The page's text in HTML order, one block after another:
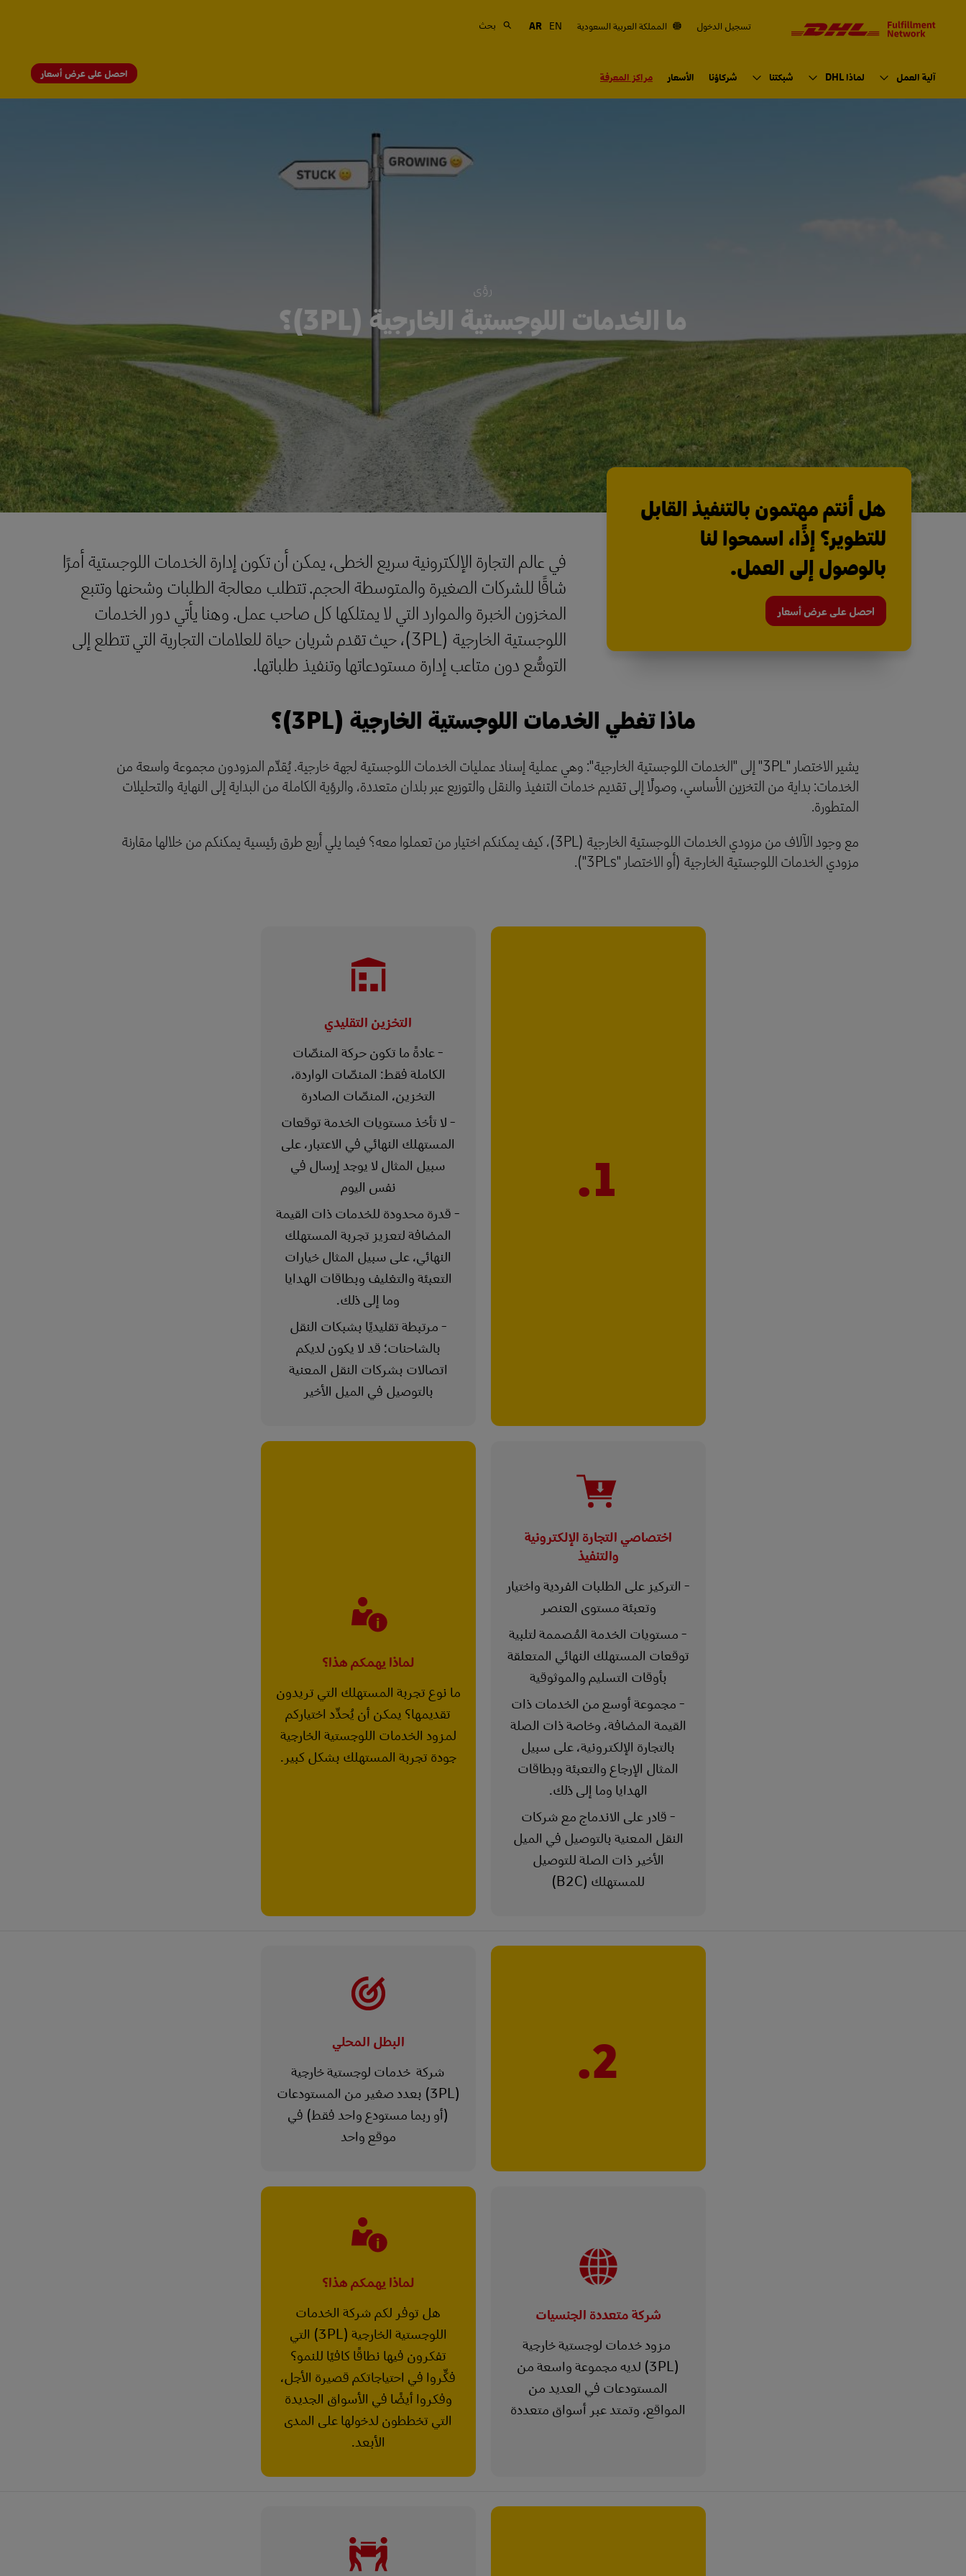
الإنتقال
الابتدائي
تسجيل الدخول المملكة العربية السعودية EN
AR بحث
آلية العمل لماذا DHL شبكتنا شركاؤنا الأسعار مراكز المعرفة احصل على عرض أسعار
رؤى
ما الخدمات اللوجستية الخارجية (3PL)؟
في عالم التجارة الإلكترونية سريع الخطى، يمكن أن تكون إدارة الخدمات اللوجستية أمرًا
شاقًا للشركات الصغيرة والمتوسطة الحجم. تتطلب معالجة الطلبات وشحنها وتتبع
المخزون الخبرة والموارد التي لا يمتلكها كل صاحب عمل. وهنا يأتي دور الخدمات
اللوجستية الخارجية (3PL)، حيث تقدم شريان حياة للعلامات التجارية التي تتطلع إلى
التوسُّع دون متاعب إدارة مستودعاتها وتنفيذ طلباتها.
هل أنتم مهتمون بالتنفيذ القابل
للتطوير؟ إذًا، اسمحوا لنا
بالوصول إلى العمل.
احصل على عرض أسعار
ماذا تغطي الخدمات اللوجستية الخارجية (3PL)؟
يشير الاختصار "3PL" إلى "الخدمات اللوجستية الخارجية": وهي عملية إسناد عمليات الخدمات اللوجستية لجهة خارجية. يُقدِّم المزودون مجموعة واسعة من
الخدمات: بداية من التخزين الأساسي، وصولًا إلى تقديم خدمات التنفيذ والنقل والتوزيع عبر بلدان متعددة، والرؤية الكاملة من البداية إلى النهاية والتحليلات
المتطورة.
مع وجود الآلاف من مزودي الخدمات اللوجستية الخارجية (3PL)، كيف يمكنكم اختيار من تعملوا معه؟ فيما يلي أربع طرق رئيسية يمكنكم من خلالها مقارنة
مزودي الخدمات اللوجستية الخارجية (أو الاختصار "3PLs").
1.
التخزين التقليدي
- عادةً ما تكون حركة المنصّات
الكاملة فقط: المنصّات الواردة،
التخزين، المنصّات الصادرة
- لا تأخذ مستويات الخدمة توقعات
المستهلك النهائي في الاعتبار، على
سبيل المثال لا يوجد إرسال في
نفس اليوم
- قدرة محدودة للخدمات ذات القيمة
المضافة لتعزيز تجربة المستهلك
النهائي، على سبيل المثال خيارات
التعبئة والتغليف وبطاقات الهدايا
وما إلى ذلك.
- مرتبطة تقليديًا بشبكات النقل
بالشاحنات؛ قد لا يكون لديكم
اتصالات بشركات النقل المعنية
بالتوصيل في الميل الأخير
اختصاصي التجارة الإلكترونية
والتنفيذ
- التركيز على الطلبات الفردية واختيار
وتعبئة مستوى العنصر
- مستويات الخدمة المُصممة لتلبية
توقعات المستهلك النهائي المتعلقة
بأوقات التسليم والموثوقية
- مجموعة أوسع من الخدمات ذات
القيمة المضافة، وخاصة ذات الصلة
بالتجارة الإلكترونية، على سبيل
المثال الإرجاع والتعبئة وبطاقات
الهدايا وما إلى ذلك.
- قادر على الاندماج مع شركات
النقل المعنية بالتوصيل في الميل
الأخير ذات الصلة للتوصيل
للمستهلك (B2C)
لماذا يهمكم هذا؟
ما نوع تجربة المستهلك التي تريدون
تقديمها؟ يمكن أن يُحدِّد اختياركم
لمزود الخدمات اللوجستية الخارجية
جودة تجربة المستهلك بشكل كبير.
2.
البطل المحلي
شركة خدمات لوجستية خارجية
(3PL) بعدد صغير من المستودعات
(أو ربما مستودع واحد فقط) في
موقع واحد
شركة متعددة الجنسيات
مزود خدمات لوجستية خارجية
(3PL) لديه مجموعة واسعة من
المستودعات في العديد من
المواقع، وتمتد عبر أسواق متعددة
لماذا يهمكم هذا؟
هل توفر لكم شركة الخدمات
اللوجستية الخارجية (3PL) التي
تفكرون فيها نطاقًا كافيًا للنمو؟
فكِّروا في احتياجاتكم قصيرة الأجل،
وفكروا أيضًا في الأسواق الجديدة
التي تخططون لدخولها على المدى
الأبعد.